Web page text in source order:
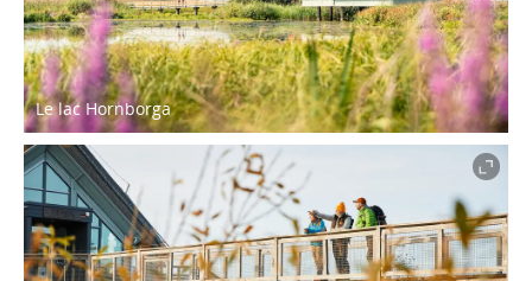
Le lac Hornborga